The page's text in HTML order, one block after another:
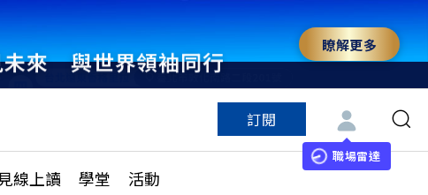
未來 與世界領袖同行
瞭解更多
訂閱
職場雷達
線上讀 學堂 活動
更多訂閱方案
特色頻道